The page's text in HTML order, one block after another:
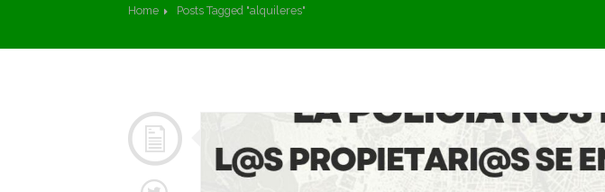
Home Posts Tagged "alquileres"